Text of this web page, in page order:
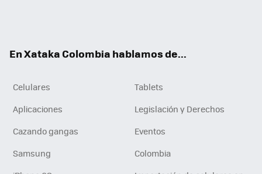
En Xataka Colombia hablamos de...
Celulares
Tablets
Aplicaciones
Legislación y Derechos
Cazando gangas
Eventos
Samsung
Colombia